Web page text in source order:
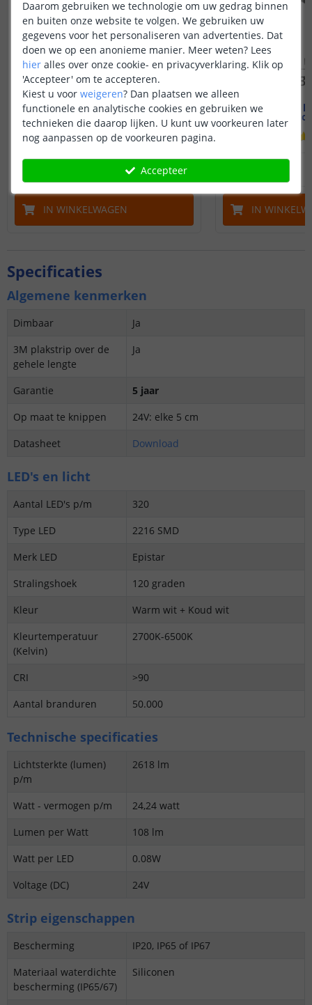
Led strip profiel breed
19 mm - compleet 1M
( 8 reviews)
14,95
IN WINKELWAGEN
Led strip
19 mm -
IN
Specificaties
Algemene kenmerken
Dimbaar
Ja
3M plakstrip over de
gehele lengte
Ja
Garantie
5 jaar
Op maat te knippen
24V: elke 5 cm
Datasheet
Download
LED's en licht
Aantal LED's p/m
320
Type LED
2216 SMD
Merk LED
Epistar
Stralingshoek
120 graden
Kleur
Warm wit + Koud wit
Kleurtemperatuur
(Kelvin)
2700K-6500K
CRI
>90
Aantal branduren
50.000
Technische specificaties
Lichtsterkte (lumen)
p/m
2618 lm
Watt - vermogen p/m
24,24 watt
Lumen per Watt
108 lm
Watt per LED
0.08W
Voltage (DC)
24V
Strip eigenschappen
Bescherming
IP20, IP65 of IP67
Materiaal waterdichte
bescherming (IP65/67)
Siliconen
Daarom gebruiken we technologie om uw gedrag binnen
en buiten onze website te volgen. We gebruiken uw
gegevens voor het personaliseren van advertenties. Dat
doen we op een anonieme manier. Meer weten? Lees
hier alles over onze cookie- en privacyverklaring. Klik op
'Accepteer' om te accepteren.
Kiest u voor weigeren? Dan plaatsen we alleen
functionele en analytische cookies en gebruiken we
technieken die daarop lijken. U kunt uw voorkeuren later
nog aanpassen op de voorkeuren pagina.
Accepteer